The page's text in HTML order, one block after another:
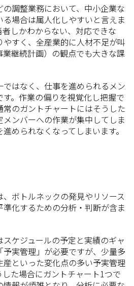
調整業務において、中小企業な
場合は属人化しやすいと言えま
しかわからない、対応できな
すく、全産業的に人材不足が叫
継続計画）の観点でも大きな課
ではなく、仕事を進められるメン
。作業の偏りを視覚化し把握で
のガントチャートにはそうした
ンバーへの作業が集中してしま
められなくなってしまいます。
ボトルネックの発見やリソース
化するための分析・判断が含ま
ケジュールの予定と実績のギャ
予実管理」が必要ですが、少量多
といった変化点の多い予実管理
た場合にガントチャート1つで